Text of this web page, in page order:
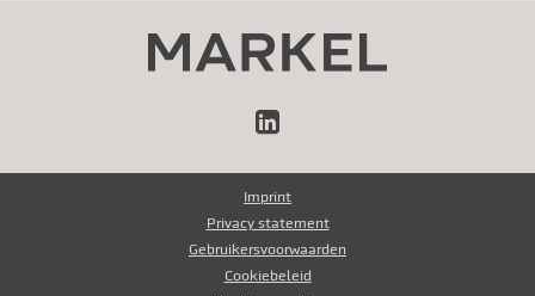
LinkedIn
Imprint
Privacy statement
Gebruikersvoorwaarden
Cookiebeleid